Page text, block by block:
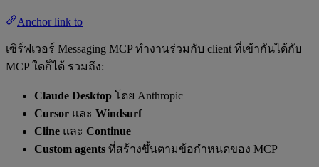
Anchor link to
เซิร์ฟเวอร์ Messaging MCP ทำงานร่วมกับ client ที่เข้ากันได้กับ
MCP ใดก็ได้ รวมถึง:
Claude Desktop โดย Anthropic
Cursor และ Windsurf
Cline และ Continue
Custom agents ที่สร้างขึ้นตามข้อกำหนดของ MCP